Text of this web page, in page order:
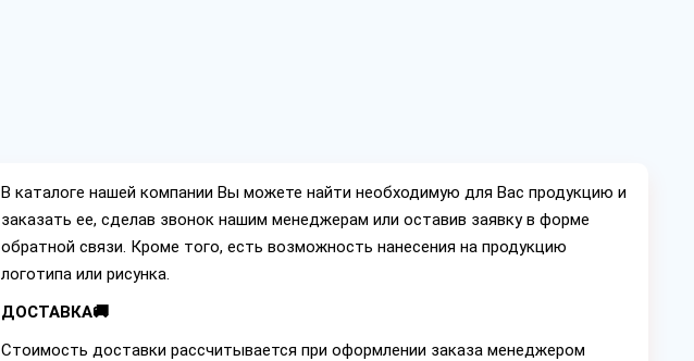
В каталоге нашей компании Вы можете найти необходимую для Вас продукцию и
заказать ее, сделав звонок нашим менеджерам или оставив заявку в форме
обратной связи. Кроме того, есть возможность нанесения на продукцию
логотипа или рисунка.
ДОСТАВКА🚚
Стоимость доставки рассчитывается при оформлении заказа менеджером